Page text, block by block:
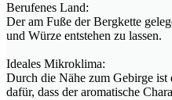
Berufenes Land:
Der am Fuße der Bergkette
und Würze entstehen zu lassen.
Ideales Mikroklima:
Durch die Nähe zum Gebirge ist
dafür, dass der aromatische